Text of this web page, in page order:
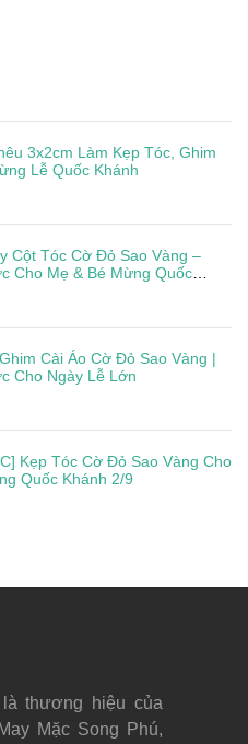
3x2cm Làm Kẹp Tóc, Ghim
Lễ Quốc Khánh
Cột Tóc Cờ Đỏ Sao Vàng –
Cho Mẹ & Bé Mừng Quốc
Cài Áo Cờ Đỏ Sao Vàng |
Cho Ngày Lễ Lớn
Kẹp Tóc Cờ Đỏ Sao Vàng Cho
Quốc Khánh 2/9
thương hiệu của
Mặc Song Phú,